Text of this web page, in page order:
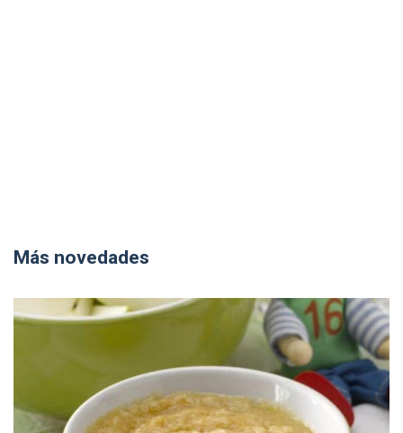
Más novedades